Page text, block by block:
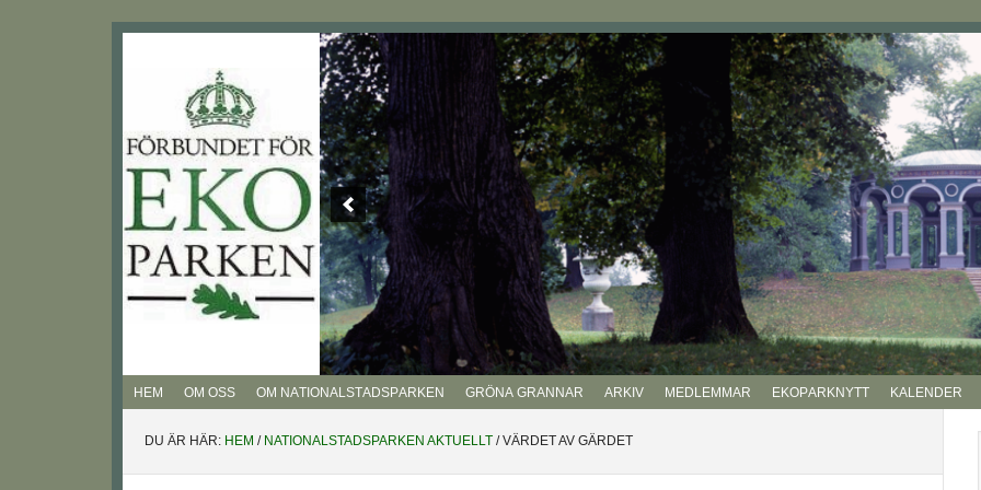
HEM OM OSS OM NATIONALSTADSPARKEN GRÖNA GRANNAR ARKIV MEDLEMMAR EKOPARKNYTT KALENDER
DU ÄR HÄR: HEM / NATIONALSTADSPARKEN AKTUELLT /VÄRDET AV GÄRDET